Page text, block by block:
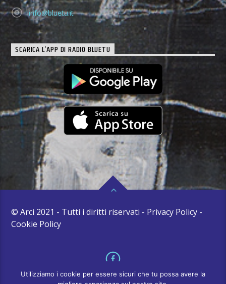
info@bluetu.it
SCARICA L’APP DI RADIO BLUETU
© Arci 2021 - Tutti i diritti riservati - Privacy Policy -
Cookie Policy
Utilizziamo i cookie per essere sicuri che tu possa avere la